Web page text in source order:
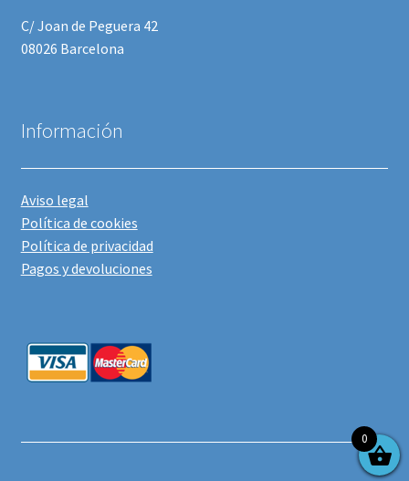
C/ Joan de Peguera 42
08026 Barcelona
Información
Aviso legal
Política de cookies
Política de privacidad
Pagos y devoluciones
0